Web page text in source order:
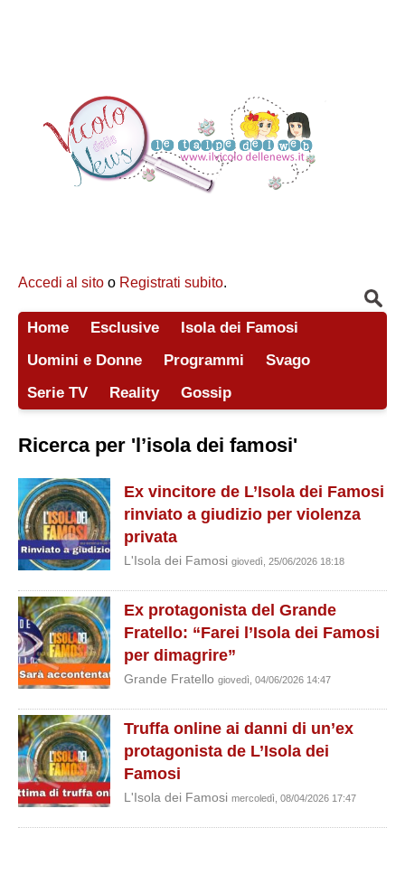
Accedi al sito o Registrati subito.
Home Esclusive
Isola dei Famosi
Uomini e Donne
Programmi
Svago
Serie TV
Reality Gossip
Ricerca per 'l’isola dei famosi'
Ex vincitore de L’Isola dei Famosi
rinviato a giudizio per violenza
privata
L'Isola dei Famosi giovedì, 25/06/2026 18:18
Ex protagonista del Grande
Fratello: “Farei l’Isola dei Famosi
per dimagrire”
Grande Fratello giovedì, 04/06/2026 14:47
Truffa online ai danni di un’ex
protagonista de L’Isola dei
Famosi
L'Isola dei Famosi mercoledì, 08/04/2026 17:47